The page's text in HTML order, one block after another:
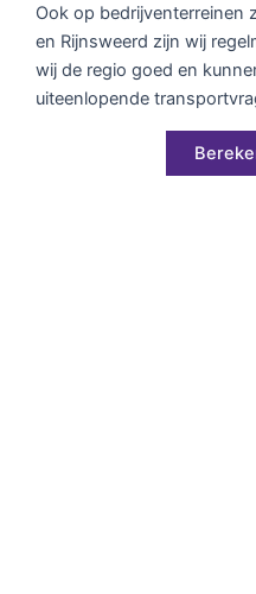
Ook op bedrijventerreinen
en Rijnsweerd zijn wij
wij de regio goed en
uiteenlopende